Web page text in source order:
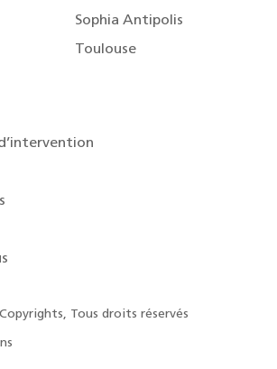
Sophia Antipolis
Toulouse
Tous droits réservés